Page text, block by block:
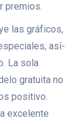
premios.
las gráficos,
así­
La sola
gratuita no
positivo.
excelente